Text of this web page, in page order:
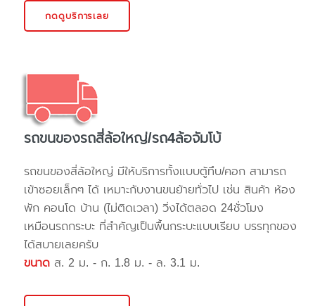
กดดูบริการเลย
รถขนของรถสี่ล้อใหญ่/รถ4ล้อจัมโบ้
รถขนของสี่ล้อใหญ่ มีให้บริการทั้งแบบตู้ทึบ/คอก สามารถ
เข้าซอยเล็กๆ ได้ เหมาะกับงานขนย้ายทั่วไป เช่น สินค้า ห้อง
พัก คอนโด บ้าน (ไม่ติดเวลา) วิ่งได้ตลอด 24ชั่วโมง
เหมือนรถกระบะ ที่สำคัญเป็นพื้นกระบะแบบเรียบ บรรทุกของ
ได้สบายเลยครับ
ขนาด ส. 2 ม. - ก. 1.8 ม. - ล. 3.1 ม.